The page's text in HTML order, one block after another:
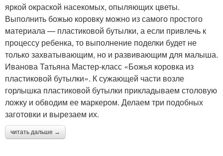
яркой окраской насекомых, опыляющих цветы.
Выполнить божью коровку можно из самого простого
материала — пластиковой бутылки, а если привлечь к
процессу ребенка, то выполнение поделки будет не
только захватывающим, но и развивающим для малыша.
Иванова Татьяна Мастер-класс «Божья коровка из
пластиковой бутылки». К сужающей части возле
горлышка пластиковой бутылки прикладываем столовую
ложку и обводим ее маркером. Делаем три подобных
заготовки и вырезаем их.
читать дальше →